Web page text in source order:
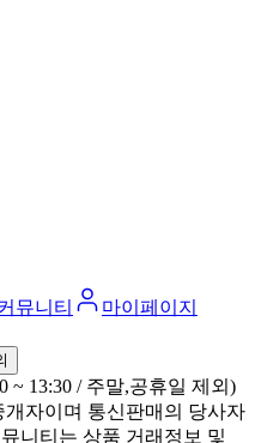
뮤니티
마이페이지
~ 13:30 / 주말,공휴일 제외)
자이며 통신판매의 당사자
니티는 상품 거래정보 및